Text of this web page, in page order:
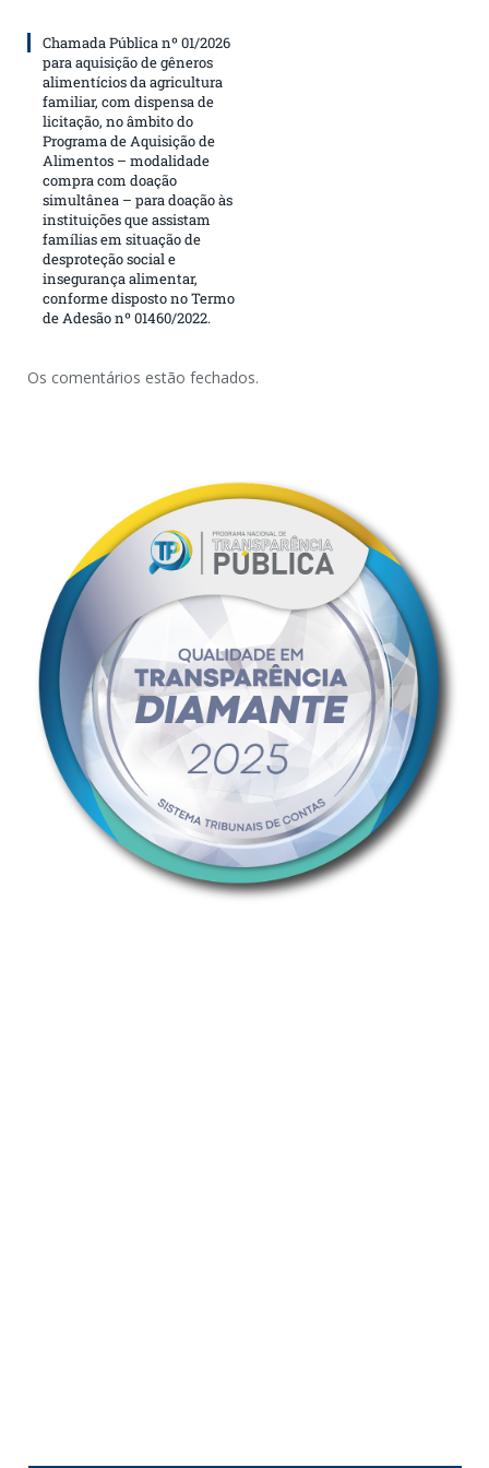
Chamada Pública nº 01/2026
para aquisição de gêneros
alimentícios da agricultura
familiar, com dispensa de
licitação, no âmbito do
Programa de Aquisição de
Alimentos – modalidade
compra com doação
simultânea – para doação às
instituições que assistam
famílias em situação de
desproteção social e
insegurança alimentar,
conforme disposto no Termo
de Adesão nº 01460/2022.
Os comentários estão fechados.